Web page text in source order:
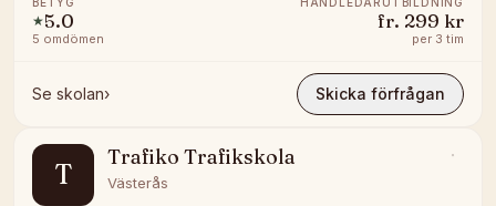
★5.0
5 omdömen
fr. 299 kr
per 3 tim
Se skolan› Skicka förfrågan
T
Trafiko Trafikskola
Västerås